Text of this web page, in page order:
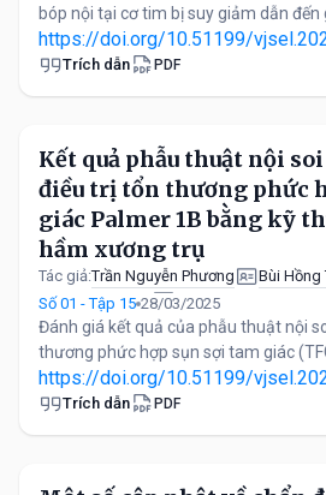
bóp nội tại cơ tim bị suy giảm dẫn đến
https://doi.org/10.51199/
Trích dẫn PDF
Kết quả phẫu thuật nội
điều trị tổn thương phức
giác Palmer 1B bằng kỹ
hầm xương trụ
Tác giả:Trần Nguyễn Phương
Bùi Hồng
Đào Xuân Thành
Số 01 - Tập 15 28/03/2025
Đánh giá kết quả của phẫu thuật nội
thương phức hợp sụn sợi tam giác
https://doi.org/10.51199/
Trích dẫn PDF